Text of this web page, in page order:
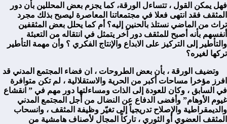
فهل يمكن القول ، تتساءل الورقة، كما يجزم بعض المحللين بأن دور
المثقف فقد انتهى فعلا في مجتمعاتنا المعاصرة ليصبح بذلك مجرد
تراث من الماضي نستلذ بالحنين إليه؟ أم كما يحلل بعض المثقفين
أنفسهم بأنه أصبح للمثقف دور آخر يتمثل في انتقاله من التعبئة
والتأطير إلى التركيز على الابداع والإنتاج الفكري ؟ وأن مهمة التأطير
تركها لغيره؟
وتضيف الورقة ، بأن بعض الطروحات ، ان فضاء المجتمع المدني قد
افرز مؤخرا مساحات أكبر من الحرية والاستقلالية ، لم تكن متوافرة
في السابق ، وكان للعودة إلى الذات ومساءلتها دور مهم في ” انقشاع
غيوم الأوهام” وأفضى الدفاع عن النضال من أجل المجتمع المدني
والديمقراطية والإصلاح تدريجياً إلى تغيّر وظيفة المثقف ، وانسحاب
المثقف العضوي أو الثوري ، تاركاً المجال لأصناف هامشية من